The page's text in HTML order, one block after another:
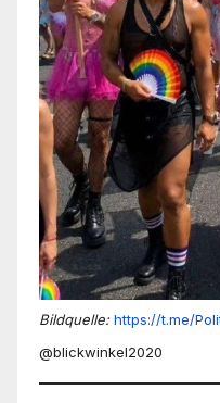
Bildquelle: https://t.me/
@blickwinkel2020